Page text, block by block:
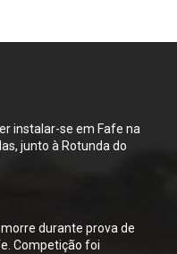
instalar-se em Fafe na
junto à Rotunda do
durante prova de
Competição foi